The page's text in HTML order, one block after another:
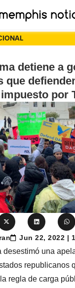
detiene a
que
por
Jun 22, 2022 |
desestimó una
republicanos
regla de carga